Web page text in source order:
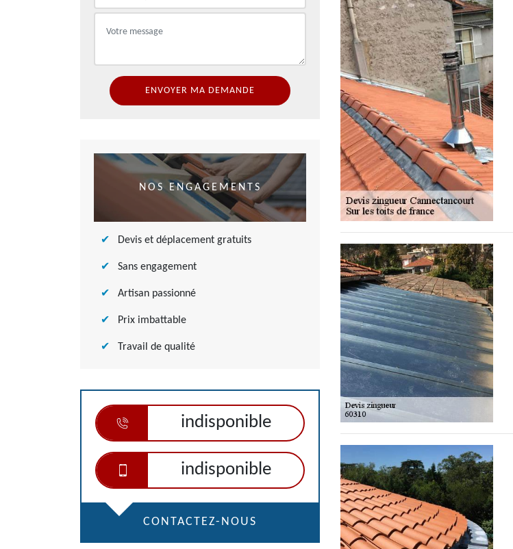
NOS ENGAGEMENTS
Devis et déplacement gratuits
Sans engagement
Artisan passionné
Prix imbattable
Travail de qualité
indisponible
indisponible
CONTACTEZ-NOUS